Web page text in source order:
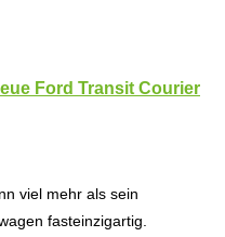
Ford Transit Courier
viel mehr als sein
fasteinzigartig.